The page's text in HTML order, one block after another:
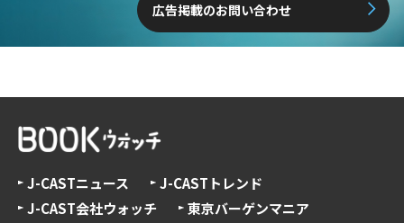
広告掲載のお問い合わせ
J-CASTニュース
J-CASTトレンド
J-CAST会社ウォッチ
東京バーゲンマニア